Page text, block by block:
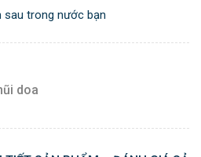
sau trong nước bạn
doa